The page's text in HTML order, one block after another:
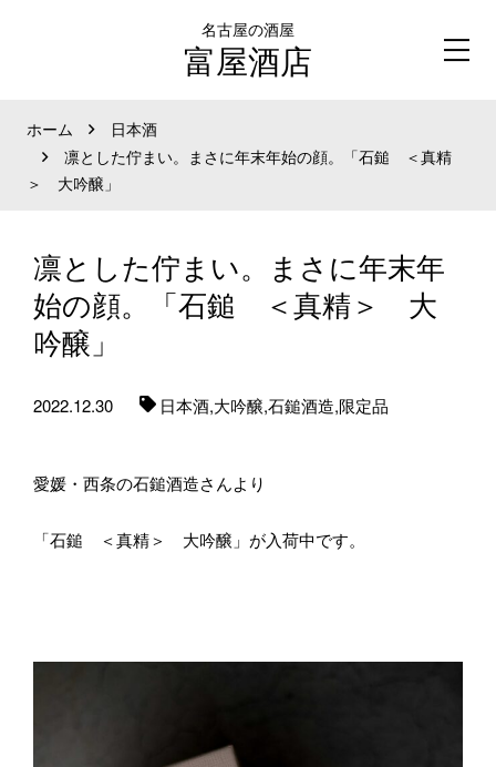
名古屋の酒屋
富屋酒店
ホーム
日本酒
凛とした佇まい。まさに年末年始の顔。「石鎚 ＜真精
＞ 大吟醸」
凛とした佇まい。まさに年末年
始の顔。「石鎚 ＜真精＞ 大
吟醸」
2022.12.30 日本酒,大吟醸,石鎚酒造,限定品
愛媛・西条の石鎚酒造さんより
「石鎚 ＜真精＞ 大吟醸」が入荷中です。